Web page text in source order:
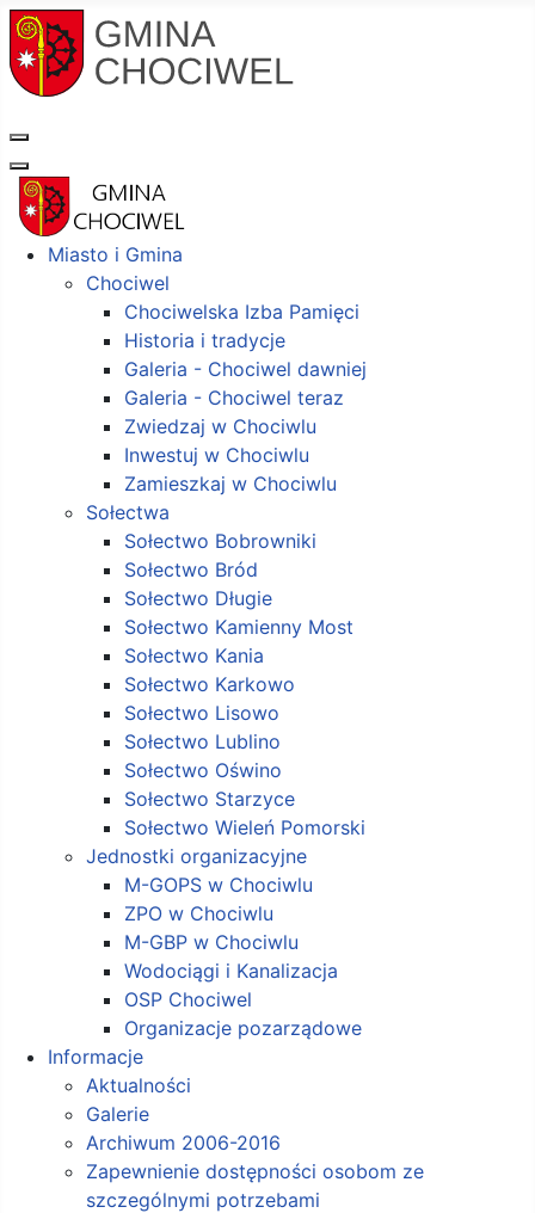
Miasto i Gmina
Chociwel
Chociwelska Izba Pamięci
Historia i tradycje
Galeria - Chociwel dawniej
Galeria - Chociwel teraz
Zwiedzaj w Chociwlu
Inwestuj w Chociwlu
Zamieszkaj w Chociwlu
Sołectwa
Sołectwo Bobrowniki
Sołectwo Bród
Sołectwo Długie
Sołectwo Kamienny Most
Sołectwo Kania
Sołectwo Karkowo
Sołectwo Lisowo
Sołectwo Lublino
Sołectwo Oświno
Sołectwo Starzyce
Sołectwo Wieleń Pomorski
Jednostki organizacyjne
M-GOPS w Chociwlu
ZPO w Chociwlu
M-GBP w Chociwlu
Wodociągi i Kanalizacja
OSP Chociwel
Organizacje pozarządowe
Informacje
Aktualności
Galerie
Archiwum 2006-2016
Zapewnienie dostępności osobom ze
szczególnymi potrzebami